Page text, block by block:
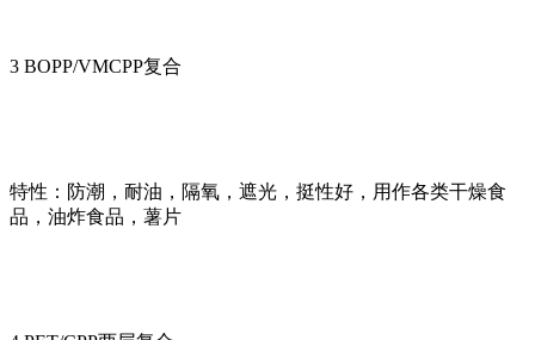
3 BOPP/VMCPP复合
特性：防潮，耐油，隔氧，遮光，挺性好，用作各类干燥食
品，油炸食品，薯片